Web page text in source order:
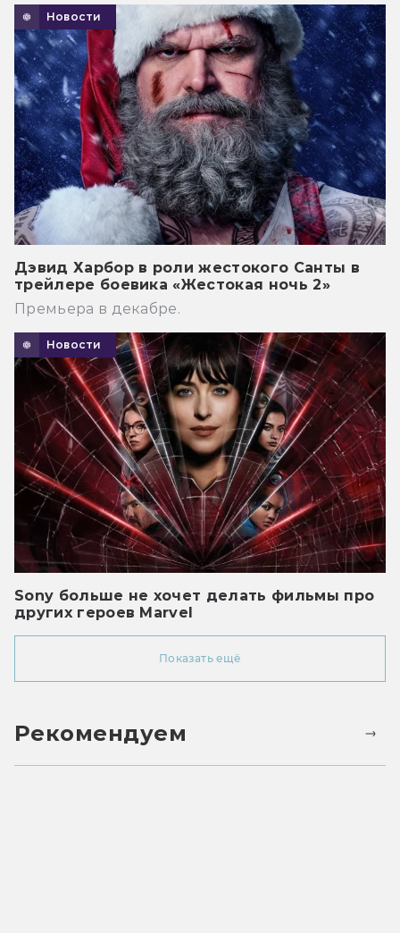
Новости
Дэвид Харбор в роли жестокого Санты в
трейлере боевика «Жестокая ночь 2»
Премьера в декабре.
Новости
Sony больше не хочет делать фильмы про
других героев Marvel
Показать ещё
Рекомендуем